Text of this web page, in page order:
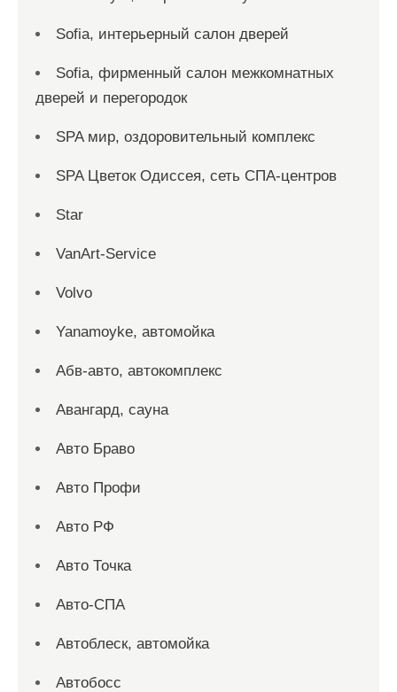
Sofia, интерьерный салон дверей
Sofia, фирменный салон межкомнатных
дверей и перегородок
SPA мир, оздоровительный комплекс
SPA Цветок Одиссея, сеть СПА-центров
Star
VanArt-Service
Volvo
Yanamoyke, автомойка
Абв-авто, автокомплекс
Авангард, сауна
Авто Браво
Авто Профи
Авто РФ
Авто Точка
Авто-СПА
Автоблеск, автомойка
Автобосс